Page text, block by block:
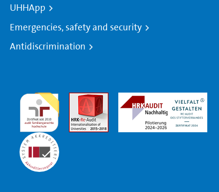
UHHApp
Emergencies, safety and security
Antidiscrimination